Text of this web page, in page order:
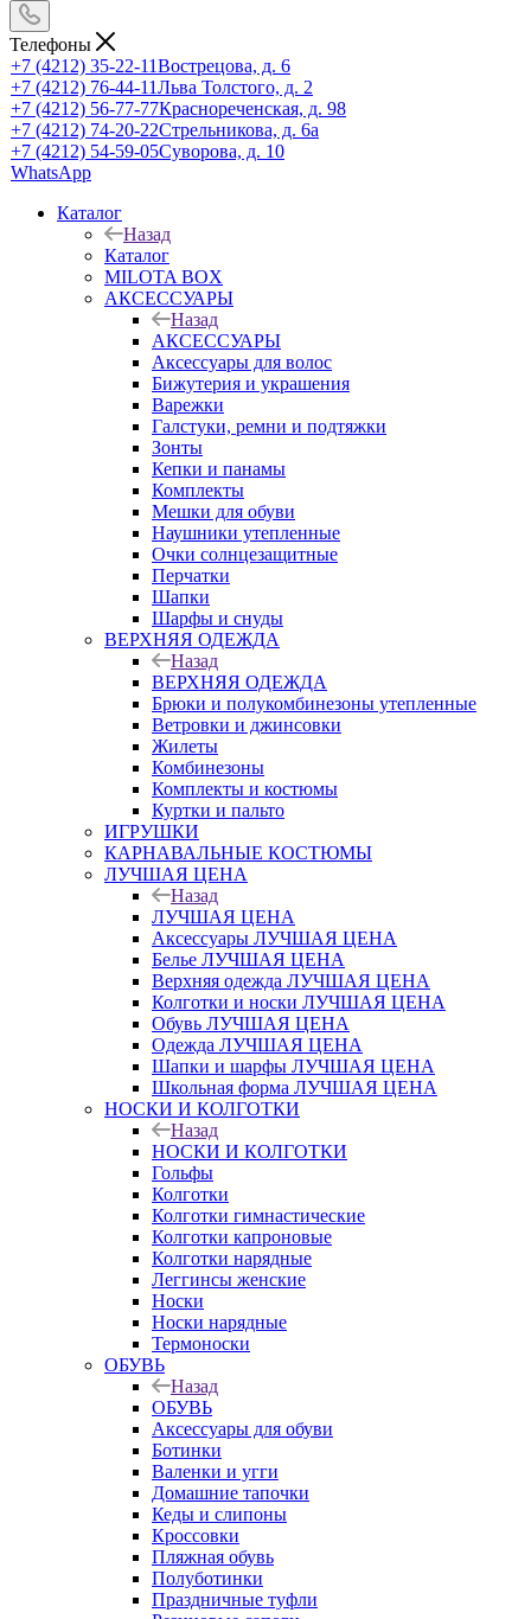
Телефоны
+7 (4212) 35-22-11Вострецова, д. 6
+7 (4212) 76-44-11Льва Толстого, д. 2
+7 (4212) 56-77-77Краснореченская, д. 98
+7 (4212) 74-20-22Стрельникова, д. 6а
+7 (4212) 54-59-05Суворова, д. 10
WhatsApp
Каталог
Назад
Каталог
MILOTA BOX
АКСЕССУАРЫ
Назад
АКСЕССУАРЫ
Аксессуары для волос
Бижутерия и украшения
Варежки
Галстуки, ремни и подтяжки
Зонты
Кепки и панамы
Комплекты
Мешки для обуви
Наушники утепленные
Очки солнцезащитные
Перчатки
Шапки
Шарфы и снуды
ВЕРХНЯЯ ОДЕЖДА
Назад
ВЕРХНЯЯ ОДЕЖДА
Брюки и полукомбинезоны утепленные
Ветровки и джинсовки
Жилеты
Комбинезоны
Комплекты и костюмы
Куртки и пальто
ИГРУШКИ
КАРНАВАЛЬНЫЕ КОСТЮМЫ
ЛУЧШАЯ ЦЕНА
Назад
ЛУЧШАЯ ЦЕНА
Аксессуары ЛУЧШАЯ ЦЕНА
Белье ЛУЧШАЯ ЦЕНА
Верхняя одежда ЛУЧШАЯ ЦЕНА
Колготки и носки ЛУЧШАЯ ЦЕНА
Обувь ЛУЧШАЯ ЦЕНА
Одежда ЛУЧШАЯ ЦЕНА
Шапки и шарфы ЛУЧШАЯ ЦЕНА
Школьная форма ЛУЧШАЯ ЦЕНА
НОСКИ И КОЛГОТКИ
Назад
НОСКИ И КОЛГОТКИ
Гольфы
Колготки
Колготки гимнастические
Колготки капроновые
Колготки нарядные
Леггинсы женские
Носки
Носки нарядные
Термоноски
ОБУВЬ
Назад
ОБУВЬ
Аксессуары для обуви
Ботинки
Валенки и угги
Домашние тапочки
Кеды и слипоны
Кроссовки
Пляжная обувь
Полуботинки
Праздничные туфли